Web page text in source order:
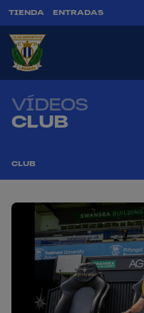
TIENDA ENTRADAS
CLUB
VÍDEOS
CLUB